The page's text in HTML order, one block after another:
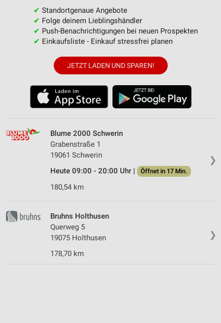
✔ Standortgenaue Angebote
✔ Folge deinem Lieblingshändler
✔ Push-Benachrichtigungen bei neuen Prospekten
✔ Einkaufsliste - Einkauf stressfrei planen
JETZT LADEN UND SPAREN!
❯
Blume 2000 Schwerin
Grabenstraße 1
19061 Schwerin
Heute 09:00 - 20:00 Uhr |
Öffnet in 17 Min.
180,54 km
❯
Bruhns Holthusen
Querweg 5
19075 Holthusen
178,70 km